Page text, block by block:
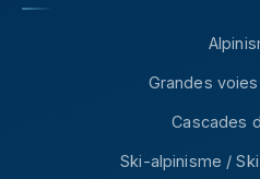
Grandes
Cascades
Ski-alpinisme /